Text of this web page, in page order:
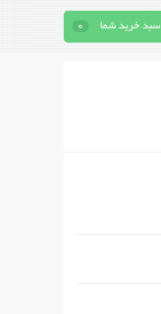
سبد خرید شما 0